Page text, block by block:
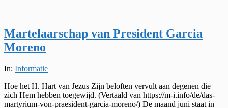
Martelaarschap van President Garcia
Moreno
2022-
18
In: Informatie
Hoe het H. Hart van Jezus Zijn beloften vervult aan degenen die
zich Hem hebben toegewijd. (Vertaald van https://m-i.info/de/das-
martyrium-von-praesident-garcia-moreno/) De maand juni staat in